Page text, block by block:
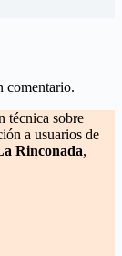
comentario.
técnica sobre
a usuarios de
Rinconada,